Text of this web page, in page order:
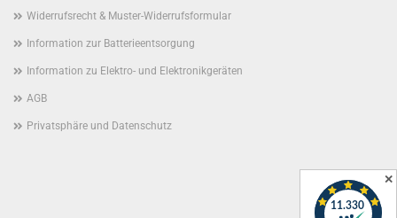
Widerrufsrecht & Muster-Widerrufsformular
Information zur Batterieentsorgung
Information zu Elektro- und Elektronikgeräten
AGB
Privatsphäre und Datenschutz
✕